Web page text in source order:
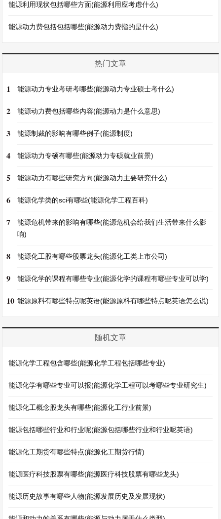
能源利用现状包括哪些方面(能源利用应考虑什么)
能源动力费包括包括哪些(能源动力费指的是什么)
热门文章
1 能源动力专业考研考哪些(能源动力专业硕士考什么)
2 能源动力费包括哪些内容(能源动力是什么意思)
3 能源制裁的影响有哪些例子(能源制度)
4 能源动力专硕有哪些(能源动力专硕就业前景)
5 能源动力有哪些研究方向(能源动力主要研究什么)
6 能源化学类的sci有哪些(能源化学工程百科)
7
能源危机带来的影响有哪些(能源危机会给我们生活带来什么影
响)
8 能源化工股有哪些股票龙头(能源化工类上市公司)
9 能源化学的课程有哪些专业(能源化学的课程有哪些专业可以学)
10 能源原料有哪些特点呢英语(能源原料有哪些特点呢英语怎么说)
随机文章
能源化学工程包含哪些(能源化学工程包括哪些专业)
能源化学有哪些专业可以报(能源化学工程可以考哪些专业研究生)
能源化工概念股龙头有哪些(能源化工行业前景)
能源包括哪些行业和行业呢(能源包括哪些行业和行业呢英语)
能源化工期货有哪些特点(能源化工期货行情)
能源医疗科技股票有哪些(能源医疗科技股票有哪些龙头)
能源历史故事有哪些人物(能源发展历史及发展现状)